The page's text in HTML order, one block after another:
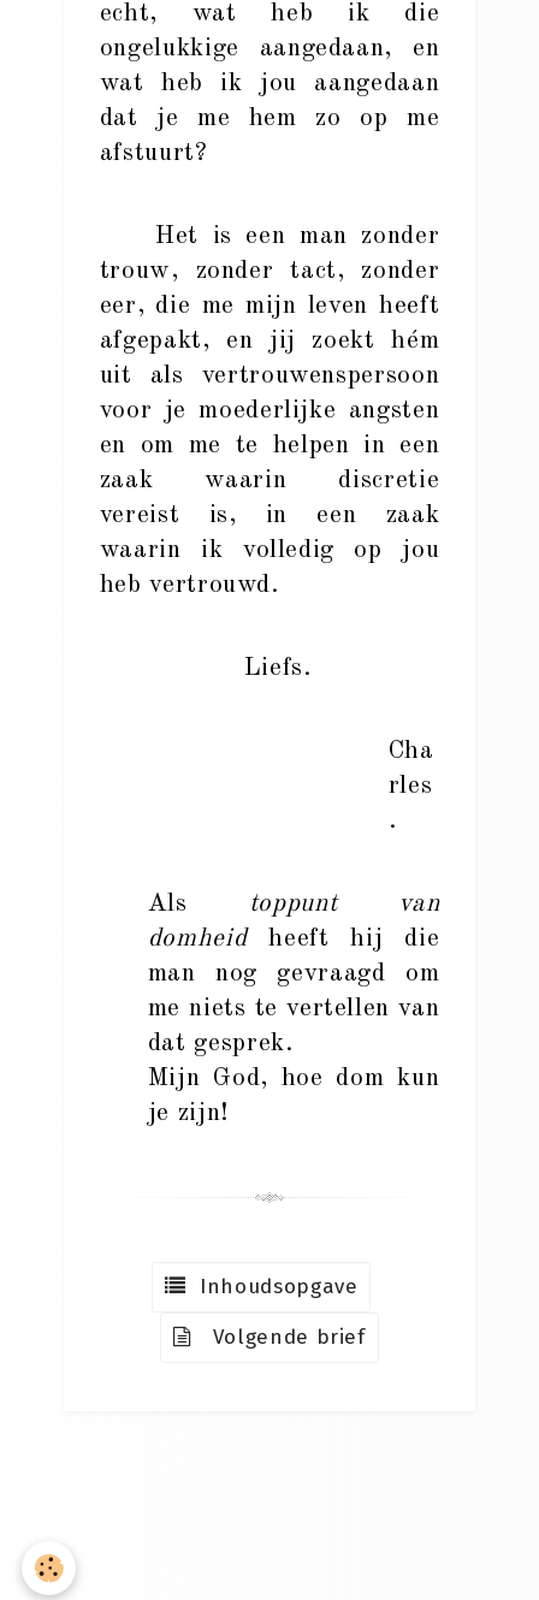
echt, wat heb ik die
ongelukkige aangedaan, en
wat heb ik jou aangedaan
dat je me hem zo op me
afstuurt?
Het is een man zonder
trouw, zonder tact, zonder
eer, die me mijn leven heeft
afgepakt, en jij zoekt hém
uit als vertrouwenspersoon
voor je moederlijke angsten
en om me te helpen in een
zaak waarin discretie
vereist is, in een zaak
waarin ik volledig op jou
heb vertrouwd.
Liefs.
Cha
rles
.
Als
toppunt van
domheidheeft hij die
man nog gevraagd om
me niets te vertellen van
dat gesprek.
Mijn God, hoe dom kun
je zijn!
Inhoudsopgave
Volgende brief